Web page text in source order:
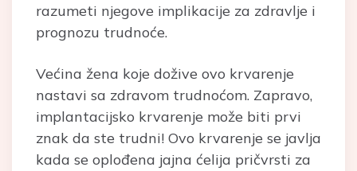
razumeti njegove implikacije za zdravlje i
prognozu trudnoće.
Većina žena koje dožive ovo krvarenje
nastavi sa zdravom trudnoćom. Zapravo,
implantacijsko krvarenje može biti prvi
znak da ste trudni! Ovo krvarenje se javlja
kada se oplođena jajna ćelija pričvrsti za